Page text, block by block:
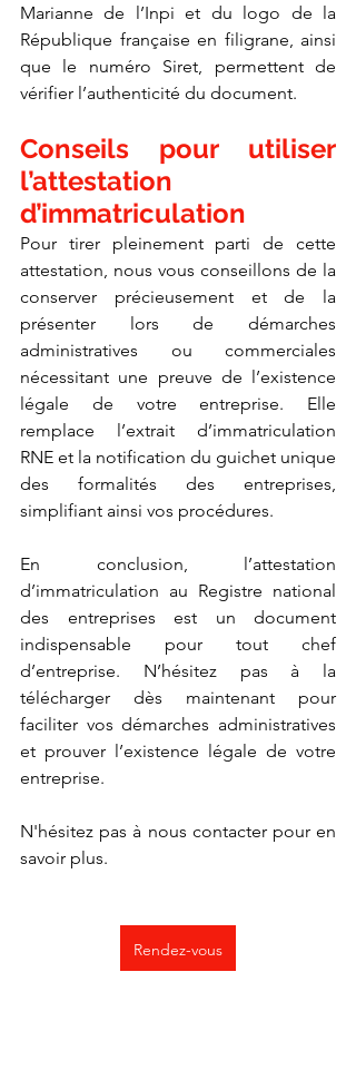
Marianne de l’Inpi et du logo de la
République française en filigrane, ainsi
que le numéro Siret, permettent de
vérifier l’authenticité du document.
Conseils pour utiliser
l’attestation
d’immatriculation
Pour tirer pleinement parti de cette
attestation, nous vous conseillons de la
conserver précieusement et de la
présenter lors de démarches
administratives ou commerciales
nécessitant une preuve de l’existence
légale de votre entreprise. Elle
remplace l’extrait d’immatriculation
RNE et la notification du guichet unique
des formalités des entreprises,
simplifiant ainsi vos procédures.
En conclusion, l’attestation
d’immatriculation au Registre national
des entreprises est un document
indispensable pour tout chef
d’entreprise. N’hésitez pas à la
télécharger dès maintenant pour
faciliter vos démarches administratives
et prouver l’existence légale de votre
entreprise.
N'hésitez pas à nous contacter pour en
savoir plus.
Rendez-vous